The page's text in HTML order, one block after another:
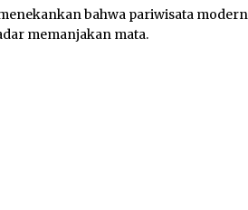
bahwa pariwisata modern
memanjakan mata.